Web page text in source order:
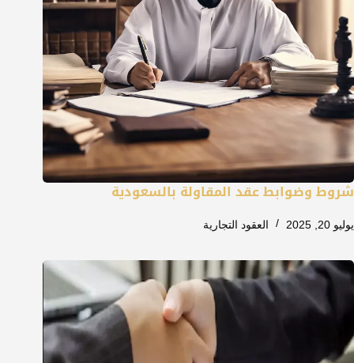
شروط وضوابط عقد المقاولة بالسعودية
يوليو 20, 2025 العقود التجارية